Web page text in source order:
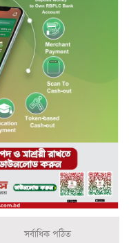
সর্বাধিক পঠিত